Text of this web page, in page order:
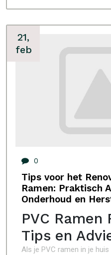
21,
feb
0
Tips voor het
Ramen: Praktisch
Onderhoud en
PVC Ramen
Tips en
Als je PVC ramen in je